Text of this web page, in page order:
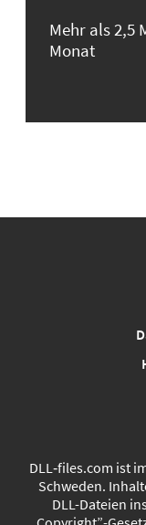
Mehr als 2,5
Monat
DLL‑files.com ist
Schweden.
DLL-Dateien